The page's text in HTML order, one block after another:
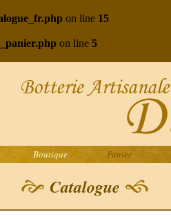
on line 15
on line 5
Boutique Panier
Catalogue